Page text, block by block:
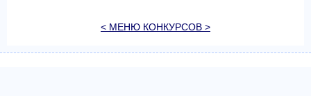
< МЕНЮ КОНКУРСОВ >